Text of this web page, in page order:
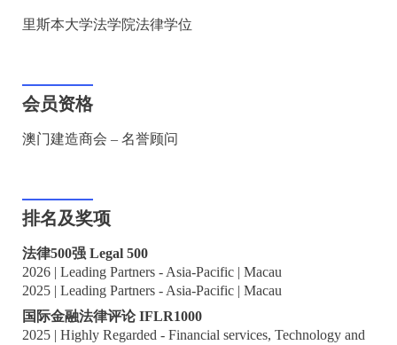
里斯本大学法学院法律学位
会员资格
澳门建造商会 – 名誉顾问
排名及奖项
法律500强 Legal 500
2026 | Leading Partners - Asia-Pacific | Macau
2025 | Leading Partners - Asia-Pacific | Macau
国际金融法律评论 IFLR1000
2025 | Highly Regarded - Financial services, Technology and